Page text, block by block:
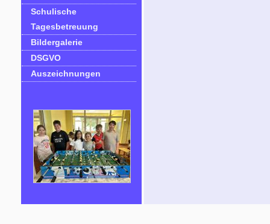
Schulische
Tagesbetreuung
Bildergalerie
DSGVO
Auszeichnungen